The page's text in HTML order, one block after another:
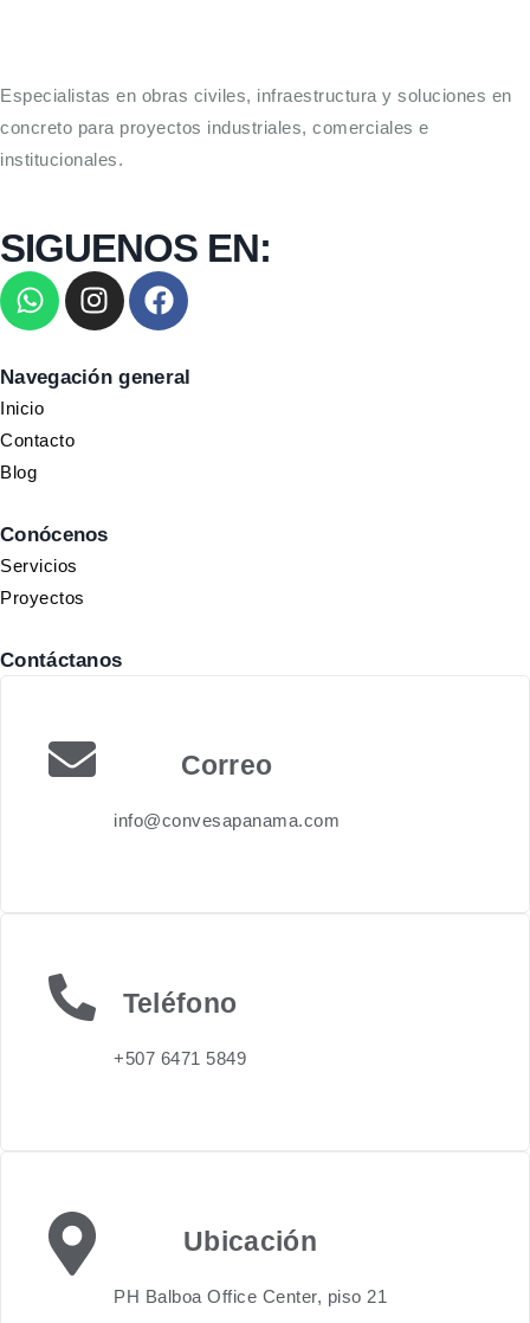
Especialistas en obras civiles, infraestructura y soluciones en
concreto para proyectos industriales, comerciales e
institucionales.
SIGUENOS EN:
Navegación general
Inicio
Contacto
Blog
Conócenos
Servicios
Proyectos
Contáctanos
Correo
info@convesapanama.com
Teléfono
+507 6471 5849
Ubicación
PH Balboa Office Center, piso 21